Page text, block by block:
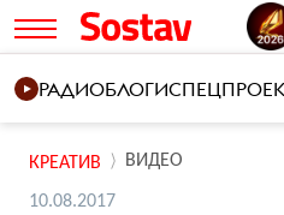
РАДИОБЛОГИ
КРЕАТИВ ВИДЕО
10.08.2017